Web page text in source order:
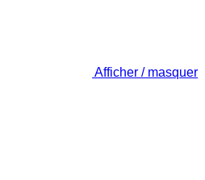
Afficher / masquer